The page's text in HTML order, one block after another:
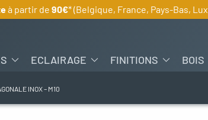
ECLAIRAGE FINITIONS BOIS
INOX – M10
à partir de 90€* (Belgique, France, Pays-Bas,